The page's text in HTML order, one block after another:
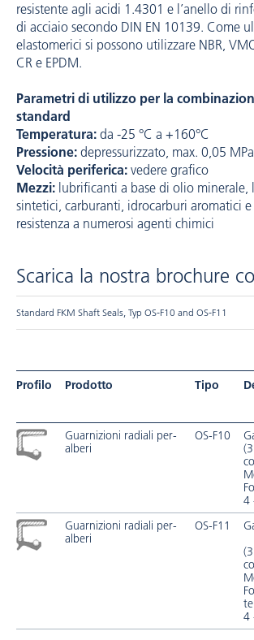
resistente agli acidi 1.4301 e l’anello di
di acciaio secondo DIN EN 10139. Come
elastomerici si possono utilizzare NBR,
CR e EPDM.
Parametri di utilizzo per la
standard
Temperatura: da -25 °C a +160°C
Pressione: depressurizzato, max. 0,05 MPa
Velocità periferica: vedere grafico
Mezzi: lubrificanti a base di olio
sintetici, carburanti, idrocarburi aromatici
resistenza a numerosi agenti chimici
Scarica la nostra brochure
Standard FKM Shaft Seals, Typ OS-F10 and OS-F11
Profilo Prodotto Tipo
Guarnizioni radiali per­
alberi
OS-F10
4
Guarnizioni radiali per­
alberi
OS-F11
4